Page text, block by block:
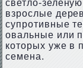
светло-
взрослые
супротивные
овальные или
которых уже в
семена.